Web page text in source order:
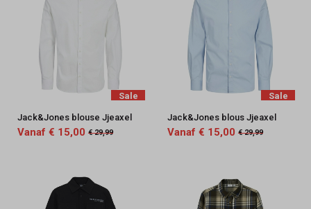
Sale
Jack&Jones blouse Jjeaxel
Vanaf € 15,00 € 29,99
Sale
Jack&Jones blous Jjeaxel
Vanaf € 15,00 € 29,99